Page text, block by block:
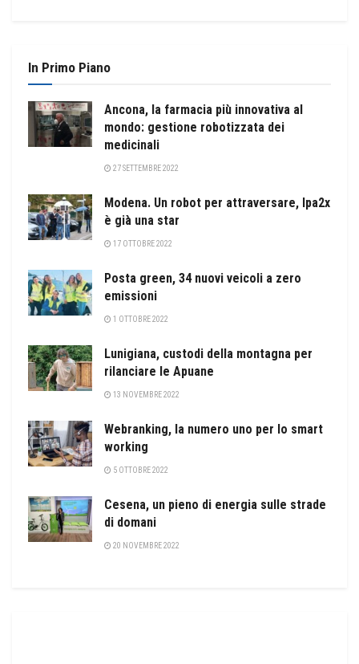
In Primo Piano
Ancona, la farmacia più innovativa al
mondo: gestione robotizzata dei
medicinali
27 SETTEMBRE 2022
Modena. Un robot per attraversare, Ipa2x
è già una star
17 OTTOBRE 2022
Posta green, 34 nuovi veicoli a zero
emissioni
1 OTTOBRE 2022
Lunigiana, custodi della montagna per
rilanciare le Apuane
13 NOVEMBRE 2022
Webranking, la numero uno per lo smart
working
5 OTTOBRE 2022
Cesena, un pieno di energia sulle strade
di domani
20 NOVEMBRE 2022